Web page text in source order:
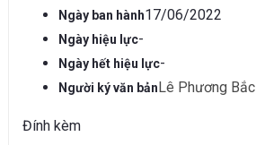
Ngày ban hành17/06/2022
Ngày hiệu lực-
Ngày hết hiệu lực-
Người ký văn bảnLê Phương Bắc
Đính kèm